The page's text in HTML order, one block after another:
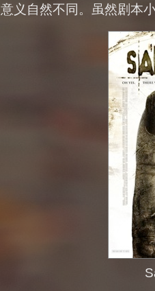
意义自然不同。虽然剧本